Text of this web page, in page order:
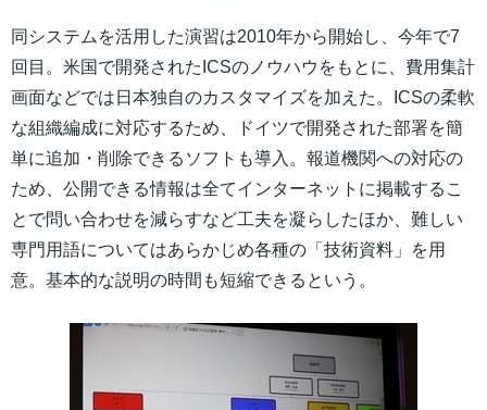
同システムを活用した演習は2010年から開始し、今年で7
回目。米国で開発されたICSのノウハウをもとに、費用集計
画面などでは日本独自のカスタマイズを加えた。ICSの柔軟
な組織編成に対応するため、ドイツで開発された部署を簡
単に追加・削除できるソフトも導入。報道機関への対応の
ため、公開できる情報は全てインターネットに掲載するこ
とで問い合わせを減らすなど工夫を凝らしたほか、難しい
専門用語についてはあらかじめ各種の「技術資料」を用
意。基本的な説明の時間も短縮できるという。